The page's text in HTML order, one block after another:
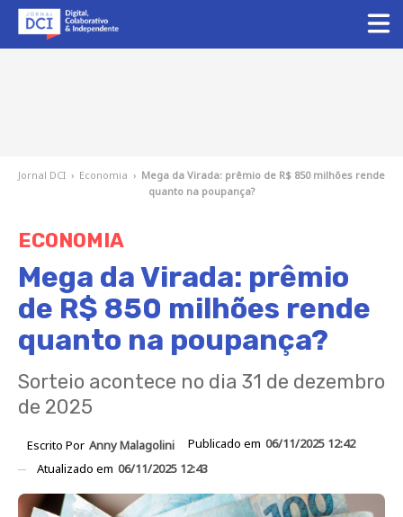
Jornal DCI › Economia › Mega da Virada: prêmio de R$ 850 milhões rende
quanto na poupança?
ECONOMIA
Mega da Virada: prêmio
de R$ 850 milhões rende
quanto na poupança?
Sorteio acontece no dia 31 de dezembro
de 2025
Escrito Por Anny Malagolini Publicado em 06/11/2025 12:42
Atualizado em 06/11/2025 12:43